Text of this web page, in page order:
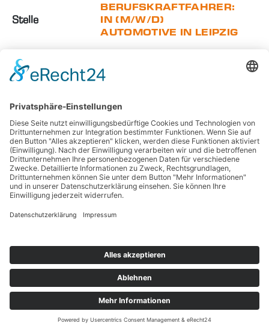
Stelle
BERUFSKRAFTFAHRER:
IN (M/W/D)
AUTOMOTIVE IN LEIPZIG
Geeignet für Vollzeit
Standort Leipzig - Transport
ELFLEIN Holding GmbH | Regnitzstraße 18b |
96052 Bamberg
Datenschutz | Impressum | Cookie-Richtlinien
© 2026 ELFLEIN. Alle Rechte vorbehalten.
THE DRIVING
FORCE IN